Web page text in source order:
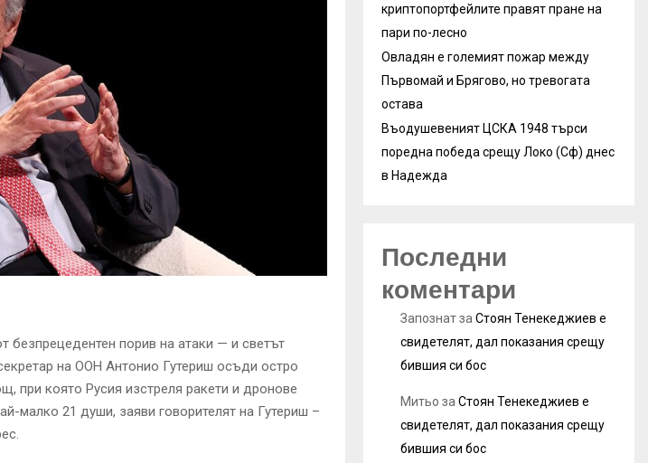
порив на атаки — и светът
на ООН Антонио Гутериш осъди остро
при която Русия изстреля ракети и дронове
малко 21 души, заяви говорителят на Гутериш –
криптопортфейлите правят пране на
пари по-лесно
Овладян е големият пожар между
Първомай и Брягово, но тревогата
остава
Въодушевеният ЦСКА 1948 търси
поредна победа срещу Локо (Сф) днес
в Надежда
Последни
коментари
Запознатза Стоян Тенекеджиев е
свидетелят, дал показания срещу
бившия си бос
Митьо за Стоян Тенекеджиев е
свидетелят, дал показания срещу
бившия си бос